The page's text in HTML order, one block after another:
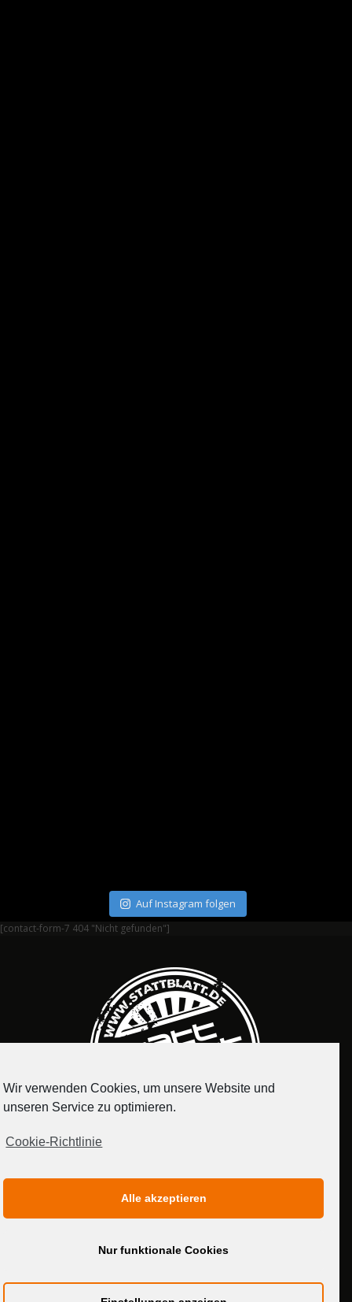
Auf Instagram folgen
[contact-form-7 404 "Nicht gefunden"]
MEDIADATEN
Wir verwenden Cookies, um unsere Website und
unseren Service zu optimieren.
Cookie-Richtlinie
Alle akzeptieren
Nur funktionale Cookies